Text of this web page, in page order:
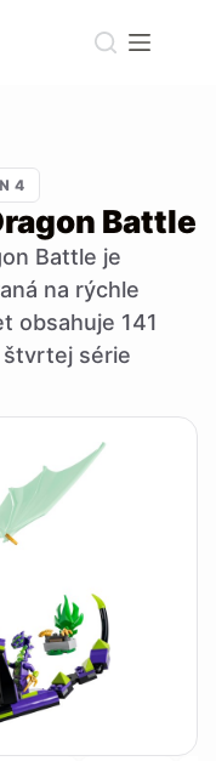
4
Battle
Battle je
na rýchle
obsahuje 141
štvrtej série